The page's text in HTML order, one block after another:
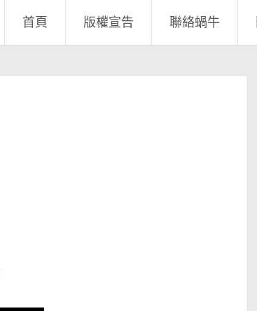
首頁 版權宣告 聯絡蝸牛